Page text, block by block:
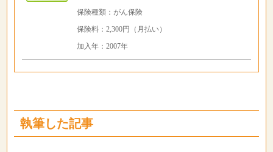
保険種類：がん保険
保険料：2,300円（月払い）
加入年：2007年
執筆した記事